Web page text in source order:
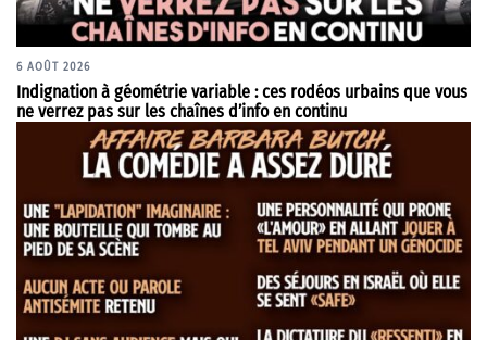
6 AOÛT 2026
Indignation à géométrie variable : ces rodéos urbains que vous
ne verrez pas sur les chaînes d’info en continu